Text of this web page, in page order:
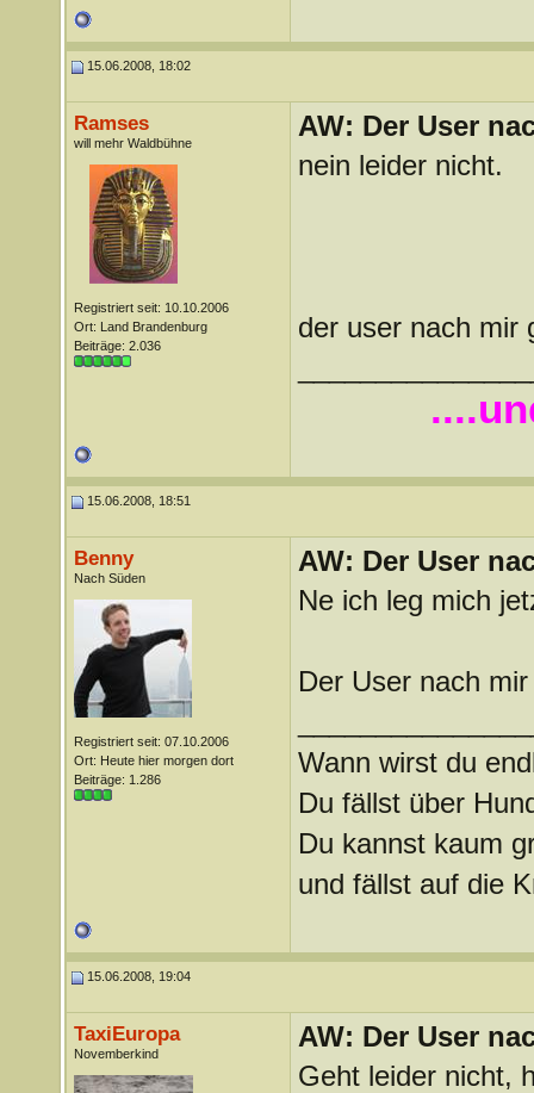
15.06.2008, 18:02
Ramses
will mehr Waldbühne
Registriert seit: 10.10.2006
Ort: Land Brandenburg
Beiträge: 2.036
AW: Der User
nein leider nicht.
der user nach mir
15.06.2008, 18:51
Benny
Nach Süden
Registriert seit: 07.10.2006
Ort: Heute hier morgen dort
Beiträge: 1.286
AW: Der User
Ne ich leg mich
Der User nach
Wann wirst du
Du fällst über
Du kannst kaum
und fällst auf die
15.06.2008, 19:04
TaxiEuropa
Novemberkind
AW: Der User
Geht leider nicht,